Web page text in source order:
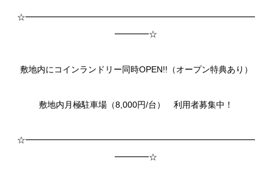
☆━━━━━━━━━━━━━━━━━━━━━━━━━━━
━━━━☆
敷地内にコインランドリー同時OPEN!!（オープン特典あり）
敷地内月極駐車場（8,000円/台） 利用者募集中！
☆━━━━━━━━━━━━━━━━━━━━━━━━━━━
━━━━☆